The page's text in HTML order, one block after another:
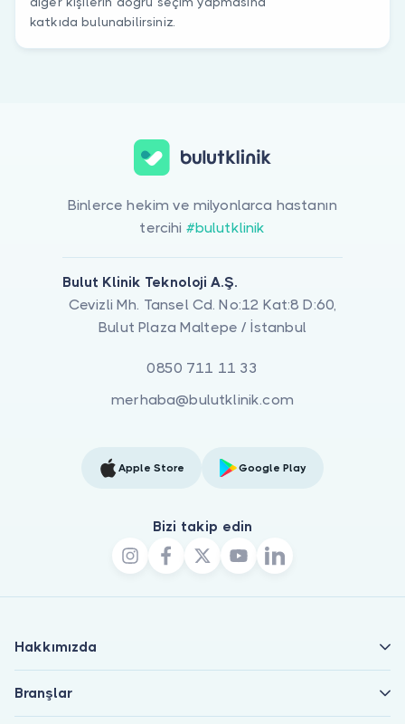
katkıda bulunabilirsiniz.
Binlerce hekim ve milyonlarca hastanın
tercihi #bulutklinik
Bulut Klinik Teknoloji A.Ş.
Cevizli Mh. Tansel Cd. No:12 Kat:8 D:60,
Bulut Plaza Maltepe / İstanbul
0850 711 11 33
merhaba@bulutklinik.com
Apple Store Google Play
Bizi takip edin
Hakkımızda
Branşlar